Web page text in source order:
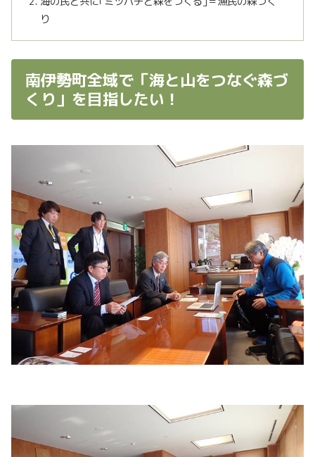
り
南伊勢町全域で「海と山をつなぐ森づ
くり」を目指したい！